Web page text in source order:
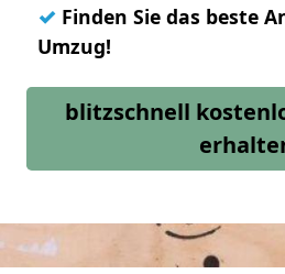
✓ Finden Sie das beste
Umzug!
blitzschnell